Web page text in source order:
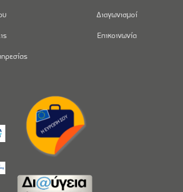
Διαγωνισμοί
Επικοινωνία